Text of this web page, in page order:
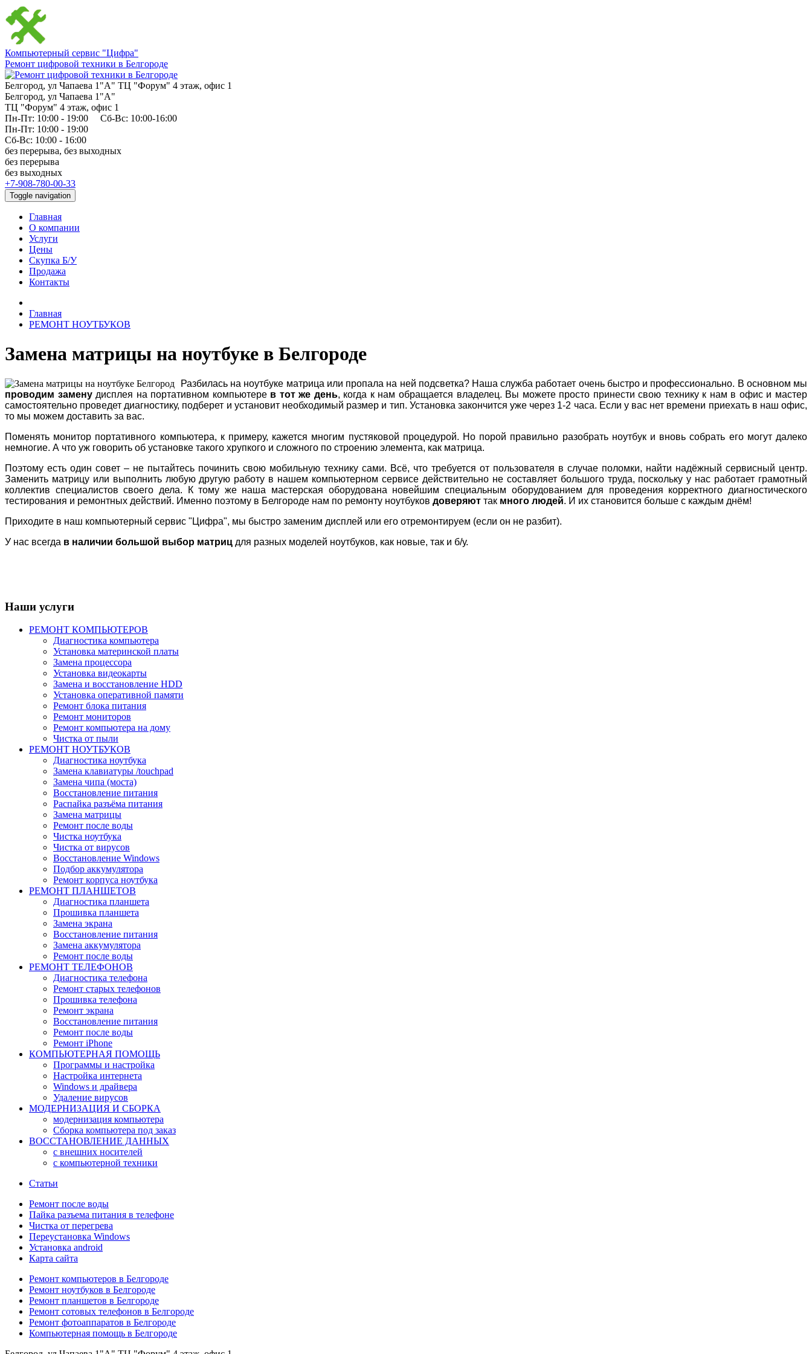
Компьютерный сервис "Цифра"
Ремонт цифровой техники в Белгороде
Белгород, ул Чапаева 1"А" ТЦ "Форум" 4 этаж, офис 1
Белгород, ул Чапаева 1"А"
ТЦ "Форум" 4 этаж, офис 1
Пн-Пт: 10:00 - 19:00 Сб-Вс: 10:00-16:00
Пн-Пт: 10:00 - 19:00
Сб-Вс: 10:00 - 16:00
без перерыва, без выходных
без перерыва
без выходных
+7-908-780-00-33
Toggle navigation
Главная
О компании
Услуги
Цены
Скупка Б/У
Продажа
Контакты
Главная
РЕМОНТ НОУТБУКОВ
Замена матрицы на ноутбуке в Белгороде
Разбилась на ноутбуке матрица или пропала на ней подсветка? Наша служба работает очень быстро и профессионально. В основном мы
проводим заменудисплея на портативном компьютере в тот же день, когда к нам обращается владелец. Вы можете просто принести свою технику к нам в офис и мастер
самостоятельно проведет диагностику, подберет и установит необходимый размер и тип. Установка закончится уже через 1-2 часа. Если у вас нет времени приехать в наш офис,
то мы можем доставить за вас.
Поменять монитор портативного компьютера, к примеру, кажется многим пустяковой процедурой. Но порой правильно разобрать ноутбук и вновь собрать его могут далеко
немногие. А что уж говорить об установке такого хрупкого и сложного по строению элемента, как матрица.
Поэтому есть один совет – не пытайтесь починить свою мобильную технику сами. Всё, что требуется от пользователя в случае поломки, найти надёжный сервисный центр.
Заменить матрицу или выполнить любую другую работу в нашем компьютерном сервисе действительно не составляет большого труда, поскольку у нас работает грамотный
коллектив специалистов своего дела. К тому же наша мастерская оборудована новейшим специальным оборудованием для проведения корректного диагностического
тестирования и ремонтных действий. Именно поэтому в Белгороде нам по ремонту ноутбуков доверяют так много людей. И их становится больше с каждым днём!
Приходите в наш компьютерный сервис "Цифра", мы быстро заменим дисплей или его отремонтируем (если он не разбит).
У нас всегда в наличии большой выбор матриц для разных моделей ноутбуков, как новые, так и б/у.
Наши услуги
РЕМОНТ КОМПЬЮТЕРОВ
Диагностика компьютера
Установка материнской платы
Замена процессора
Установка видеокарты
Замена и восстановление HDD
Установка оперативной памяти
Ремонт блока питания
Ремонт мониторов
Ремонт компьютера на дому
Чистка от пыли
РЕМОНТ НОУТБУКОВ
Диагностика ноутбука
Замена клавиатуры /touchpad
Замена чипа (моста)
Восстановление питания
Распайка разъёма питания
Замена матрицы
Ремонт после воды
Чистка ноутбука
Чистка от вирусов
Восстановление Windows
Подбор аккумулятора
Ремонт корпуса ноутбука
РЕМОНТ ПЛАНШЕТОВ
Диагностика планшета
Прошивка планшета
Замена экрана
Восстановление питания
Замена аккумулятора
Ремонт после воды
РЕМОНТ ТЕЛЕФОНОВ
Диагностика телефона
Ремонт старых телефонов
Прошивка телефона
Ремонт экрана
Восстановление питания
Ремонт после воды
Ремонт iPhone
КОМПЬЮТЕРНАЯ ПОМОЩЬ
Программы и настройка
Настройка интернета
Windows и драйвера
Удаление вирусов
МОДЕРНИЗАЦИЯ И СБОРКА
модернизация компьютера
Сборка компьютера под заказ
ВОССТАНОВЛЕНИЕ ДАННЫХ
с внешних носителей
с компьютерной техники
Статьи
Ремонт после воды
Пайка разъема питания в телефоне
Чистка от перегрева
Переустановка Windows
Установка android
Карта сайта
Ремонт компьютеров в Белгороде
Ремонт ноутбуков в Белгороде
Ремонт планшетов в Белгороде
Ремонт сотовых телефонов в Белгороде
Ремонт фотоаппаратов в Белгороде
Компьютерная помощь в Белгороде